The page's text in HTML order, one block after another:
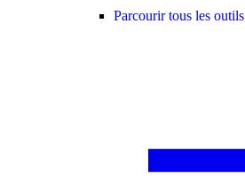
Parcourir tous les outils